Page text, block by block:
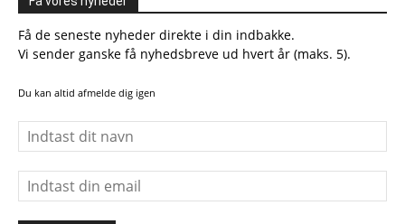
Få de seneste nyheder direkte i din indbakke.
Vi sender ganske få nyhedsbreve ud hvert år (maks. 5).
Du kan altid afmelde dig igen